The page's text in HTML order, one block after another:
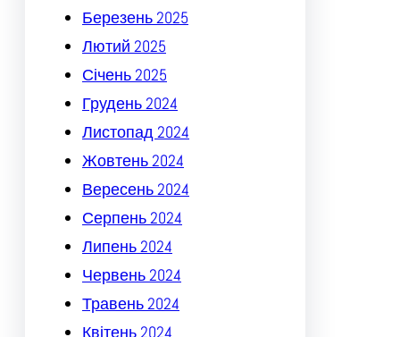
Березень 2025
Лютий 2025
Січень 2025
Грудень 2024
Листопад 2024
Жовтень 2024
Вересень 2024
Серпень 2024
Липень 2024
Червень 2024
Травень 2024
Квітень 2024